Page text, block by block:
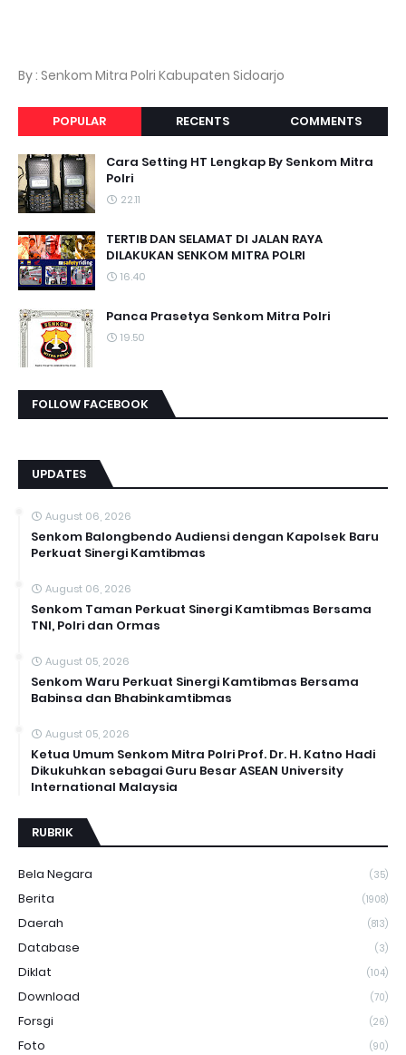
By : Senkom Mitra Polri Kabupaten Sidoarjo
POPULAR RECENTS COMMENTS
Cara Setting HT Lengkap By Senkom Mitra
Polri
22.11
TERTIB DAN SELAMAT DI JALAN RAYA
DILAKUKAN SENKOM MITRA POLRI
16.40
Panca Prasetya Senkom Mitra Polri
19.50
FOLLOW FACEBOOK
UPDATES
August 06, 2026
Senkom Balongbendo Audiensi dengan Kapolsek Baru
Perkuat Sinergi Kamtibmas
August 06, 2026
Senkom Taman Perkuat Sinergi Kamtibmas Bersama
TNI, Polri dan Ormas
August 05, 2026
Senkom Waru Perkuat Sinergi Kamtibmas Bersama
Babinsa dan Bhabinkamtibmas
August 05, 2026
Ketua Umum Senkom Mitra Polri Prof. Dr. H. Katno Hadi
Dikukuhkan sebagai Guru Besar ASEAN University
International Malaysia
RUBRIK
Bela Negara (35)
Berita (1908)
Daerah (813)
Database (3)
Diklat (104)
Download (70)
Forsgi (26)
Foto (90)